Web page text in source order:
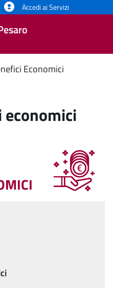
Accedi ai Servizi
Economici